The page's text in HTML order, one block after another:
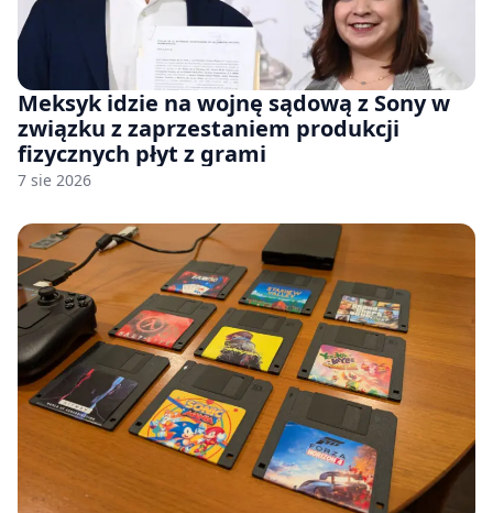
Meksyk idzie na wojnę sądową z Sony w
związku z zaprzestaniem produkcji
fizycznych płyt z grami
7 sie 2026